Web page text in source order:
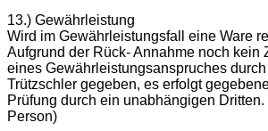
13.) Gewährleistung
Wird im Gewährleistungsfall eine Ware
Aufgrund der Rück- Annahme noch kein
eines Gewährleistungsanspruches
Trützschler gegeben, es erfolgt
Prüfung durch ein unabhängigen
Person)